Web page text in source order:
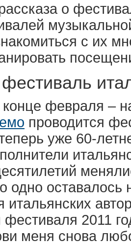
о
с их
февраля –
проводится
уже 60-
одно
итальянских
2011
меня снова